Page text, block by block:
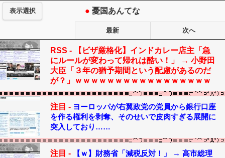
表示選択 ● 憂国あんてな
最新 次へ
RSS -
【ビザ厳格化】インドカレー店主「急
にルールが変わって帰れは酷い！」 → 小野田
大臣「３年の猶予期間という配慮があるのだ
が？」ｗｗｗｗｗｗｗｗｗｗｗｗｗｗｗｗｗ
注目 - ヨーロッパが右翼政党の党員から銀行口座
を作る権利を剥奪、そのせいで皮肉すぎる展開に
突入しており……
注目 -
【ｗ】財務省「減税反対！」 → 高市総理